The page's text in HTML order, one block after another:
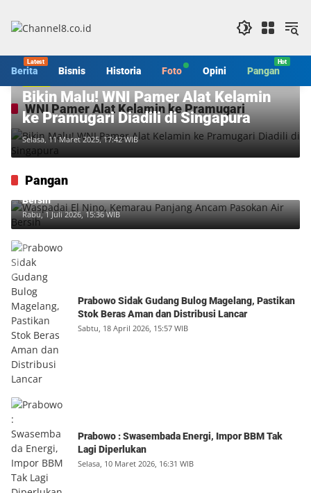
konten
Berita Bisnis Historia Foto Opini Pangan
WNI Pamer Alat Kelamin ke Pramugari
Bikin Malu! WNI Pamer Alat Kelamin
ke Pramugari Diadili di Singapura
Selasa, 11 Maret 2025, 17:42 WIB
Pangan
Waspadai El Nino, Kemarau Panjang Ancam Pasokan Air
Bersih
Rabu, 1 Juli 2026, 15:36 WIB
Prabowo Sidak Gudang Bulog Magelang, Pastikan
Stok Beras Aman dan Distribusi Lancar
Sabtu, 18 April 2026, 15:57 WIB
Prabowo : Swasembada Energi, Impor BBM Tak
Lagi Diperlukan
Selasa, 10 Maret 2026, 16:31 WIB